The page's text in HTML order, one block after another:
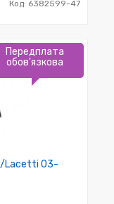
Код: 6382599-47
Lacetti 03-
Передплата
обов'язкова